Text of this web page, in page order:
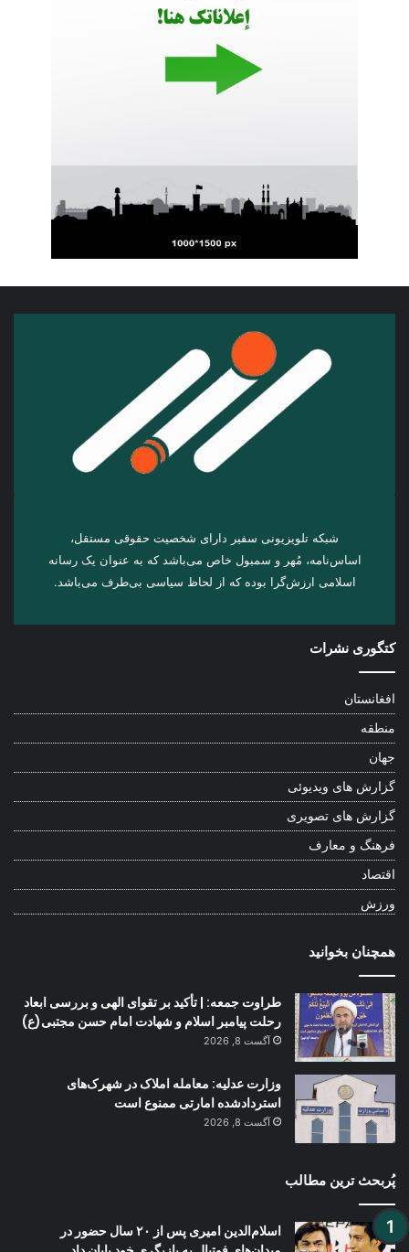
شبکه تلویزیونی سفیر دارای شخصیت حقوقی مستقل،
اساس‌نامه، مُهر و سمبول خاص می‌باشد که به عنوان یک رسانه
اسلامی ارزش‌گرا بوده که از لحاظ سیاسی بی‌طرف می‌باشد.
کتگوری نشرات
افغانستان
منطقه
جهان
گزارش های ویدیوئی
گزارش های تصویری
فرهنگ و معارف
اقتصاد
ورزش
همچنان بخوانید
طراوت جمعه: | تأکید بر تقوای الهی و بررسی ابعاد
رحلت پیامبر اسلام و شهادت امام حسن مجتبی(ع)
آگست 8, 2026
وزارت عدلیه: معامله املاک در شهرک‌های
استردادشده امارتی ممنوع است
آگست 8, 2026
پُربحث ترین مطالب
اسلام‌الدین امیری پس از ۲۰ سال حضور در